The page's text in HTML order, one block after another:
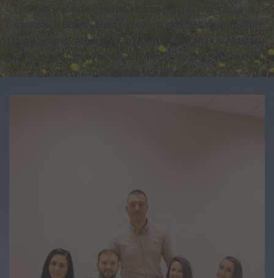
lišenih slobode i osoba kojima je izrečena kazna ili
sankcija u Bosni i Hercegovini, u skladu sa evropskim
standardima“ organizovan je Drugi sastanak u Mostaru
kome je prisustvovao stručni tim Zavoda za forenzičku
psihijatriju Sokolac.